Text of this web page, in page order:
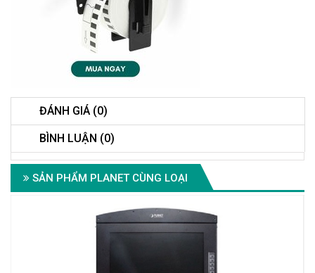
ĐÁNH GIÁ (0)
BÌNH LUẬN (0)
SẢN PHẨM PLANET CÙNG LOẠI